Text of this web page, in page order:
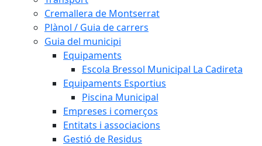
Cremallera de Montserrat
Plànol / Guia de carrers
Guia del municipi
Equipaments
Escola Bressol Municipal La Cadireta
Equipaments Esportius
Piscina Municipal
Empreses i comerços
Entitats i associacions
Gestió de Residus